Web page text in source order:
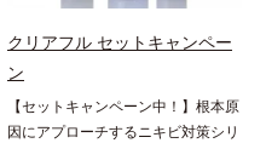
クリアフル セットキャンペー
ン
【セットキャンペーン中！】根本原
因にアプローチするニキビ対策シリ